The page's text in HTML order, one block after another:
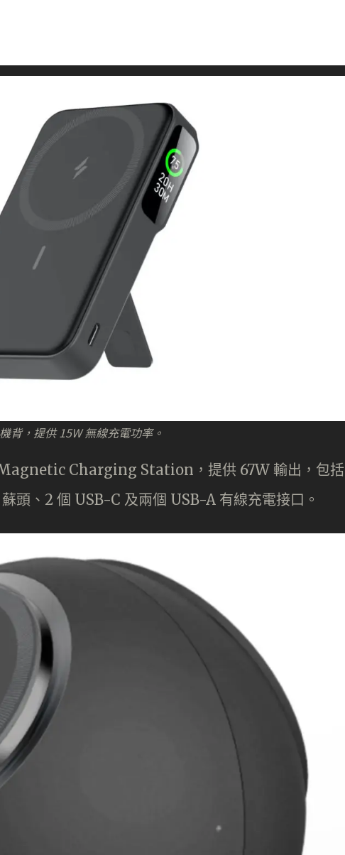
背，提供 15W 無線充電功率。
Charging Station，提供 67W 輸出，包括
頭、2 個 USB-C 及兩個 USB-A 有線充電接口。